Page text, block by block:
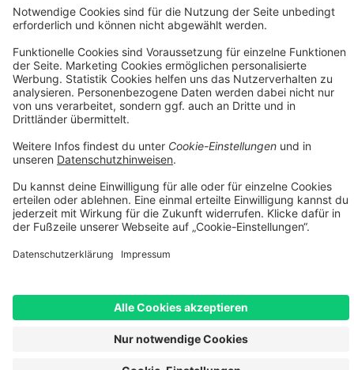
Finanzierungspartner: TARGOBANK AG, Kasernenstr. 10, 40213
Düsseldorf.
[2] Die dargestellten Leasingraten werden durch einen integrierten
Rechner der Smartfit GmbH auf Basis Ihrer Eingaben kalkuliert und
dienen ausschließlich der unverbindlichen Orientierung. Es handelt
sich nicht um ein verbindliches Angebot im rechtlichen Sinne. Die
tatsächliche Leasingrate kann insbesondere aufgrund von
sowie etwaigen Zusatzleistungen abweichen. Maßgeblich sind
ausschließlich die Konditionen des jeweiligen Leasingvertrags
[3] Leasing-Preis: Bei im Preis reduzierten Fahrrädern erheben wir
einen geringen Aufschlag von max. 5% auf den Angebotspreis.
Diesen Aufschlag berechnen wir aufgrund erhöhtem Aufwand und
der Branche üblich. Bei nicht-reduzierten Fahrrädern entfällt dieser